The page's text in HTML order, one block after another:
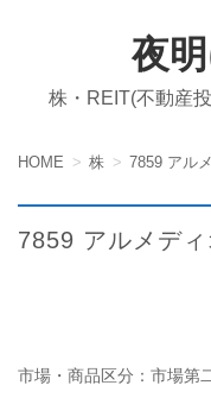
夜
株・REIT(不動産
HOME 株 7859 アル
7859 アルメディ
市場・商品区分：市場第